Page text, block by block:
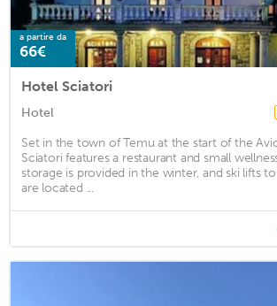
a partire da
66€
Hotel Sciatori
Hotel
Set in the town of Temu at the start of the
Sciatori features a restaurant and small
storage is provided in the winter, and ski lifts
are located ...